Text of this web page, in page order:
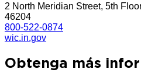
2 North Meridian Street, 5th
46204
800-522-0874
wic.in.gov
Obtenga más